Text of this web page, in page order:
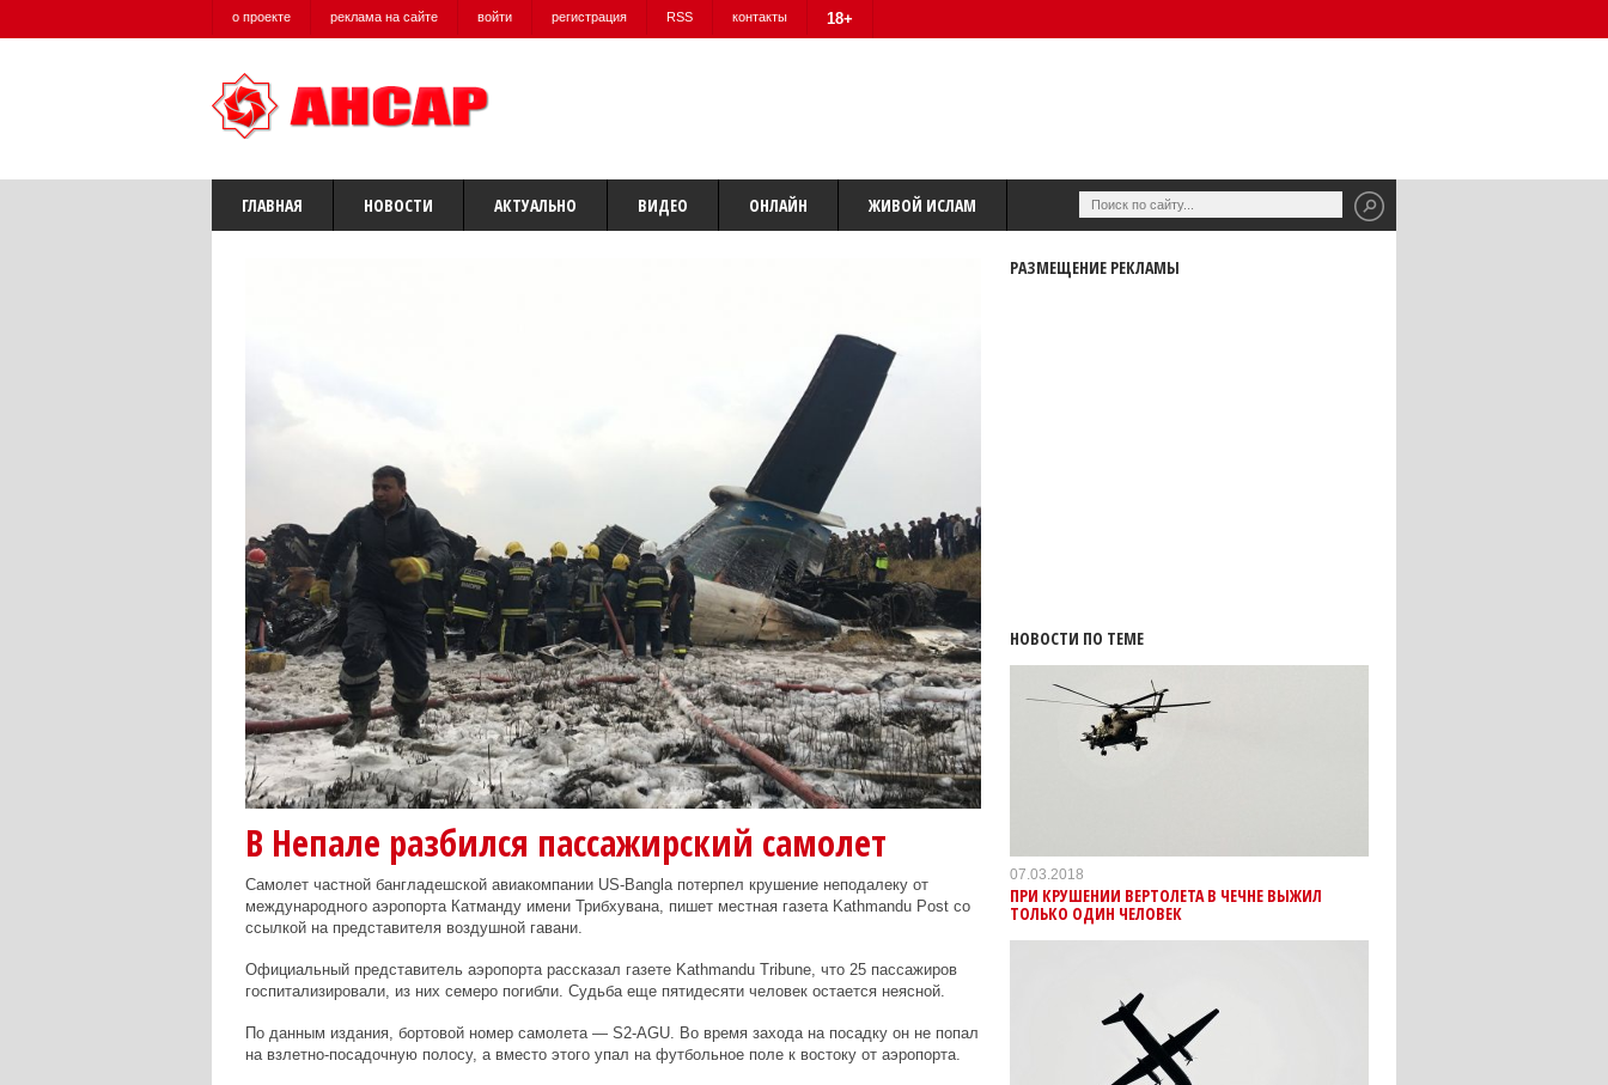
о проекте реклама на сайте войти регистрация RSS контакты 18+
ГЛАВНАЯ НОВОСТИ АКТУАЛЬНО ВИДЕО ОНЛАЙН ЖИВОЙ ИСЛАМ
В Непале разбился пассажирский самолет
Самолет частной бангладешской авиакомпании US-Bangla потерпел крушение неподалеку от
международного аэропорта Катманду имени Трибхувана, пишет местная газета Kathmandu Post со
ссылкой на представителя воздушной гавани.
Официальный представитель аэропорта рассказал газете Kathmandu Tribune, что 25 пассажиров
госпитализировали, из них семеро погибли. Судьба еще пятидесяти человек остается неясной.
По данным издания, бортовой номер самолета — S2-AGU. Во время захода на посадку он не попал
на взлетно-посадочную полосу, а вместо этого упал на футбольное поле к востоку от аэропорта.
РАЗМЕЩЕНИЕ РЕКЛАМЫ
НОВОСТИ ПО ТЕМЕ
07.03.2018
ПРИ КРУШЕНИИ ВЕРТОЛЕТА В ЧЕЧНЕ ВЫЖИЛ
ТОЛЬКО ОДИН ЧЕЛОВЕК